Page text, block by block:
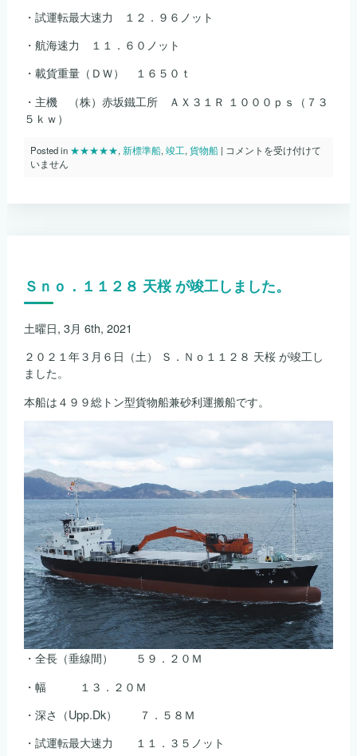
・試運転最大速力 １２．９６ノット
・航海速力 １１．６０ノット
・載貨重量（ＤＷ） １６５０ｔ
・主機 （株）赤坂鐵工所 ＡＸ３１Ｒ １０００ｐｓ（７３
５ｋｗ）
Posted in ★★★★★,新標準船,竣工,貨物船 | Ｓ
し
コメントを受け付けて
いません
Ｓｎｏ．１１２８ 天桜 が竣工しました。
土曜日, 3月 6th, 2021
２０２１年３月６日（土） Ｓ．Ｎｏ１１２８ 天桜 が竣工し
ました。
本船は４９９総トン型貨物船兼砂利運搬船です。
・全長（垂線間） ５９．２０Ｍ
・幅 １３．２０Ｍ
・深さ（Upp.Dk） ７．５８Ｍ
・試運転最大速力 １１．３５ノット